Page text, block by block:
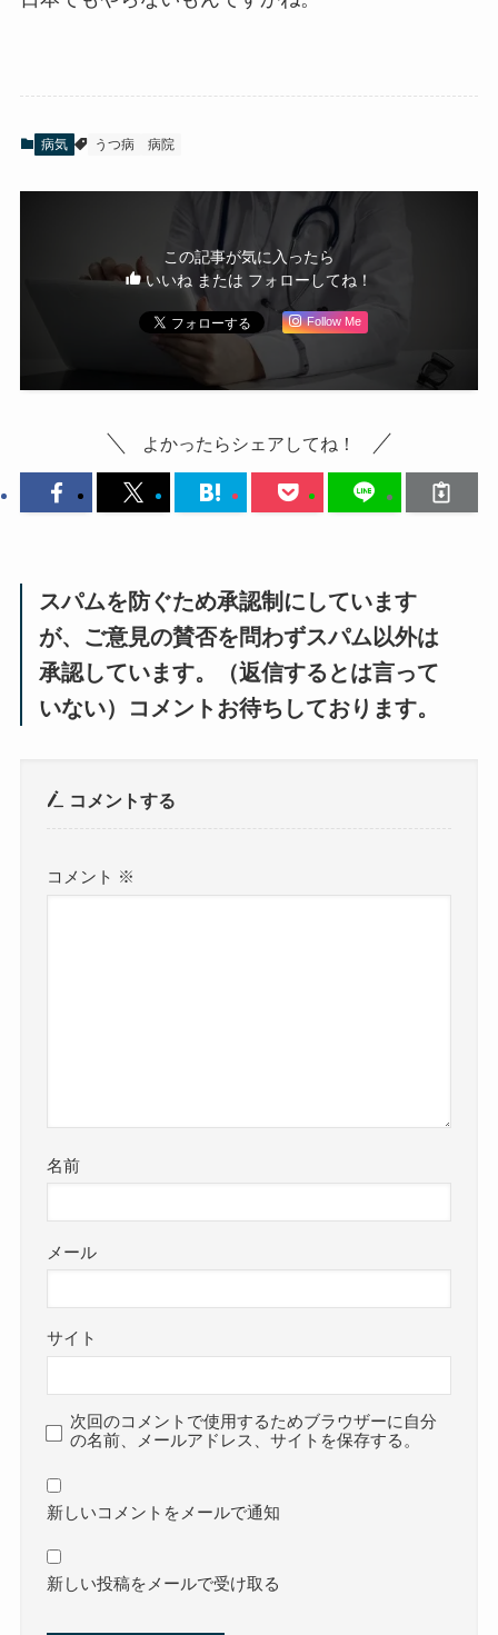
病気 うつ病 病院
この記事が気に入ったら
いいね または フォローしてね！
Follow Me
よかったらシェアしてね！
スパムを防ぐため承認制にしています
が、ご意見の賛否を問わずスパム以外は
承認しています。（返信するとは言って
いない）コメントお待ちしております。
コメントする
コメント ※
名前
メール
サイト
次回のコメントで使用するためブラウザーに自分
の名前、メールアドレス、サイトを保存する。
新しいコメントをメールで通知
新しい投稿をメールで受け取る